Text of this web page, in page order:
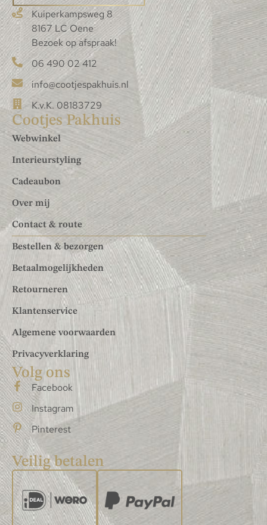
Kuiperkampsweg 8
8167 LC Oene
Bezoek op afspraak!
06 490 02 412
info@cootjespakhuis.nl
K.v.K. 08183729
Cootjes Pakhuis
Webwinkel
Interieurstyling
Cadeaubon
Over mij
Contact & route
Bestellen & bezorgen
Betaalmogelijkheden
Retourneren
Klantenservice
Algemene voorwaarden
Privacyverklaring
Volg ons
Facebook
Instagram
Pinterest
Veilig betalen